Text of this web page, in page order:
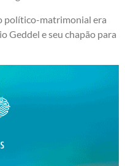
político-matrimonial era
Geddel e seu chapão para